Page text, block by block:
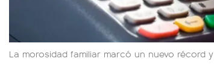
La morosidad familiar marcó un nuevo récord